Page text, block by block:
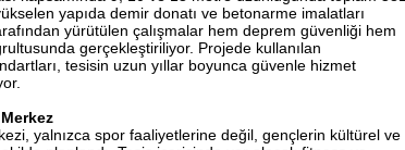
yapıda demir donatı ve betonarme imalatları
yürütülen çalışmalar hem deprem güvenliği hem
gerçekleştiriliyor. Projede kullanılan
tesisin uzun yıllar boyunca güvenle hizmet
yalnızca spor faaliyetlerine değil, gençlerin kültürel ve